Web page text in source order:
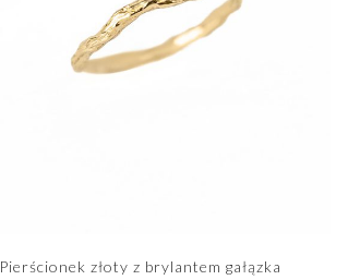
Pierścionek złoty z brylantem gałązka